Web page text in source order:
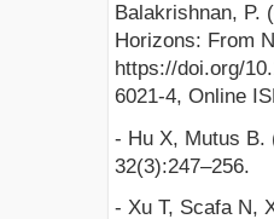
Balakrishnan, P.
Horizons: From
https://doi.org/
6021-4, Online
- Hu X, Mutus B.
32(3):247–256.
- Xu T, Scafa N,